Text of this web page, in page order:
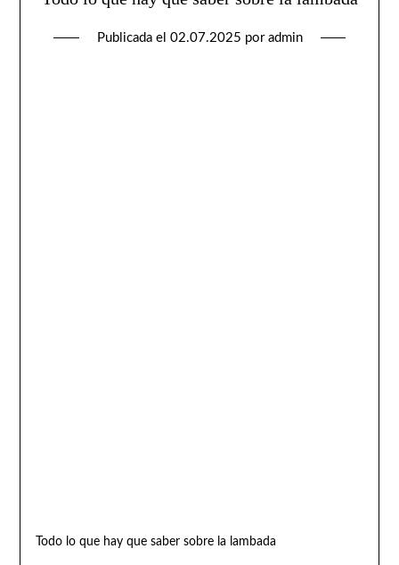
Publicada el 02.07.2025 por admin
Todo lo que hay que saber sobre la lambada